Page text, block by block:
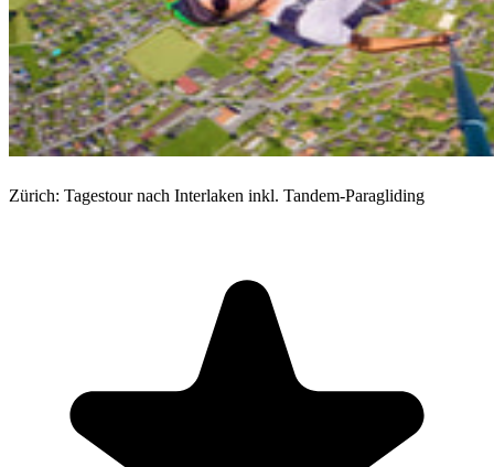
Zürich: Tagestour nach Interlaken inkl. Tandem-Paragliding